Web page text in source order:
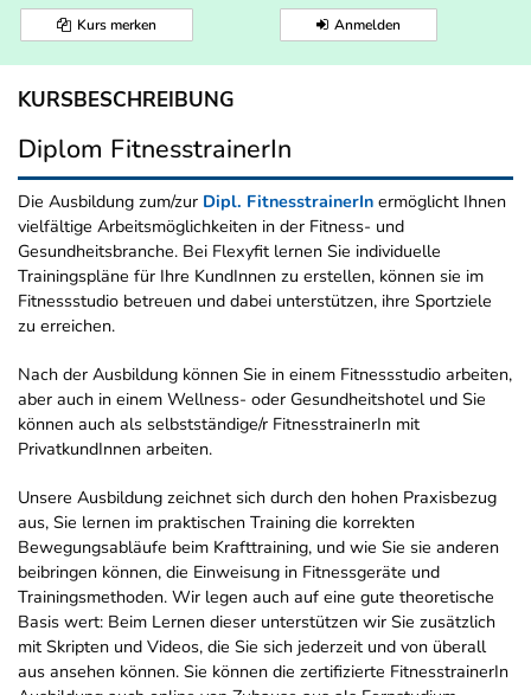
Kurs merken Anmelden
KURSBESCHREIBUNG
Diplom FitnesstrainerIn
Die Ausbildung zum/zur Dipl. FitnesstrainerIn ermöglicht Ihnen
vielfältige Arbeitsmöglichkeiten in der Fitness- und
Gesundheitsbranche. Bei Flexyfit lernen Sie individuelle
Trainingspläne für Ihre KundInnen zu erstellen, können sie im
Fitnessstudio betreuen und dabei unterstützen, ihre Sportziele
zu erreichen.
Nach der Ausbildung können Sie in einem Fitnessstudio arbeiten,
aber auch in einem Wellness- oder Gesundheitshotel und Sie
können auch als selbstständige/r FitnesstrainerIn mit
PrivatkundInnen arbeiten.
Unsere Ausbildung zeichnet sich durch den hohen Praxisbezug
aus, Sie lernen im praktischen Training die korrekten
Bewegungsabläufe beim Krafttraining, und wie Sie sie anderen
beibringen können, die Einweisung in Fitnessgeräte und
Trainingsmethoden. Wir legen auch auf eine gute theoretische
Basis wert: Beim Lernen dieser unterstützen wir Sie zusätzlich
mit Skripten und Videos, die Sie sich jederzeit und von überall
aus ansehen können. Sie können die zertifizierte FitnesstrainerIn